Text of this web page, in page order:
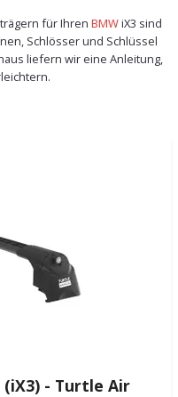
für Ihren BMWiX3 sind
Schlösser und Schlüssel
liefern wir eine Anleitung,
(iX3) - Turtle Air